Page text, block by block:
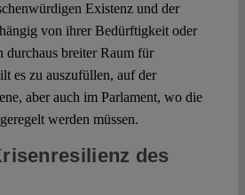
Existenz und der
von ihrer Bedürftigkeit oder
durchaus breiter Raum für
es zu auszufüllen, auf der
aber auch im Parlament, wo die
werden müssen.
des